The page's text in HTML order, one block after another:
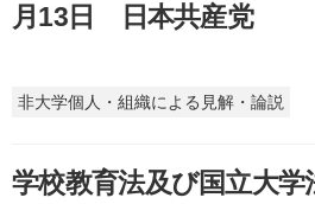
月13日 日本共産党
非大学個人・組織による見解・論説
学校教育法及び国立大